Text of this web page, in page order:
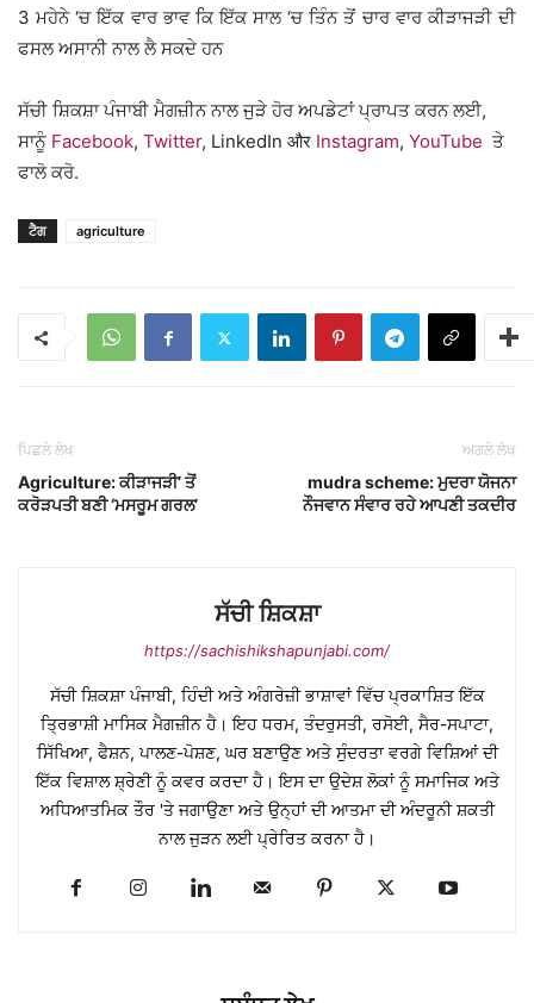
3 ਮਹੇਨੇ ‘ਚ ਇੱਕ ਵਾਰ ਭਾਵ ਕਿ ਇੱਕ ਸਾਲ ‘ਚ ਤਿੰਨ ਤੋਂ ਚਾਰ ਵਾਰ ਕੀੜਾਜੜੀ ਦੀ
ਫਸਲ ਅਸਾਨੀ ਨਾਲ ਲੈ ਸਕਦੇ ਹਨ
ਸੱਚੀ ਸ਼ਿਕਸ਼ਾ ਪੰਜਾਬੀ ਮੈਗਜ਼ੀਨ ਨਾਲ ਜੁੜੇ ਹੋਰ ਅਪਡੇਟਾਂ ਪ੍ਰਾਪਤ ਕਰਨ ਲਈ,
ਸਾਨੂੰ Facebook, Twitter, LinkedIn और Instagram, YouTube ਤੇ
ਫਾਲੋ ਕਰੋ.
ਟੈਗ agriculture
ਪਿਛਲੇ ਲੇਖ
Agriculture: ਕੀੜਾਜੜੀ’ ਤੋਂ
ਕਰੋੜਪਤੀ ਬਣੀ ‘ਮਸਰੂਮ ਗਰਲ’
ਅਗਲੇ ਲੇਖ
mudra scheme: ਮੁਦਰਾ ਯੋਜਨਾ
ਨੌਜਵਾਨ ਸੰਵਾਰ ਰਹੇ ਆਪਣੀ ਤਕਦੀਰ
ਸੱਚੀ ਸ਼ਿਕਸ਼ਾ
https://sachishikshapunjabi.com/
ਸੱਚੀ ਸ਼ਿਕਸ਼ਾ ਪੰਜਾਬੀ, ਹਿੰਦੀ ਅਤੇ ਅੰਗਰੇਜ਼ੀ ਭਾਸ਼ਾਵਾਂ ਵਿੱਚ ਪ੍ਰਕਾਸ਼ਿਤ ਇੱਕ
ਤ੍ਰਿਭਾਸ਼ੀ ਮਾਸਿਕ ਮੈਗਜ਼ੀਨ ਹੈ। ਇਹ ਧਰਮ, ਤੰਦਰੁਸਤੀ, ਰਸੋਈ, ਸੈਰ-ਸਪਾਟਾ,
ਸਿੱਖਿਆ, ਫੈਸ਼ਨ, ਪਾਲਣ-ਪੋਸ਼ਣ, ਘਰ ਬਣਾਉਣ ਅਤੇ ਸੁੰਦਰਤਾ ਵਰਗੇ ਵਿਸ਼ਿਆਂ ਦੀ
ਇੱਕ ਵਿਸ਼ਾਲ ਸ਼੍ਰੇਣੀ ਨੂੰ ਕਵਰ ਕਰਦਾ ਹੈ। ਇਸ ਦਾ ਉਦੇਸ਼ ਲੋਕਾਂ ਨੂੰ ਸਮਾਜਿਕ ਅਤੇ
ਅਧਿਆਤਮਿਕ ਤੌਰ 'ਤੇ ਜਗਾਉਣਾ ਅਤੇ ਉਨ੍ਹਾਂ ਦੀ ਆਤਮਾ ਦੀ ਅੰਦਰੂਨੀ ਸ਼ਕਤੀ
ਨਾਲ ਜੁੜਨ ਲਈ ਪ੍ਰੇਰਿਤ ਕਰਨਾ ਹੈ।